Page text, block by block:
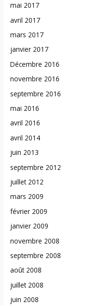
mai 2017
avril 2017
mars 2017
janvier 2017
Décembre 2016
novembre 2016
septembre 2016
mai 2016
avril 2016
avril 2014
juin 2013
septembre 2012
juillet 2012
mars 2009
février 2009
janvier 2009
novembre 2008
septembre 2008
août 2008
juillet 2008
juin 2008